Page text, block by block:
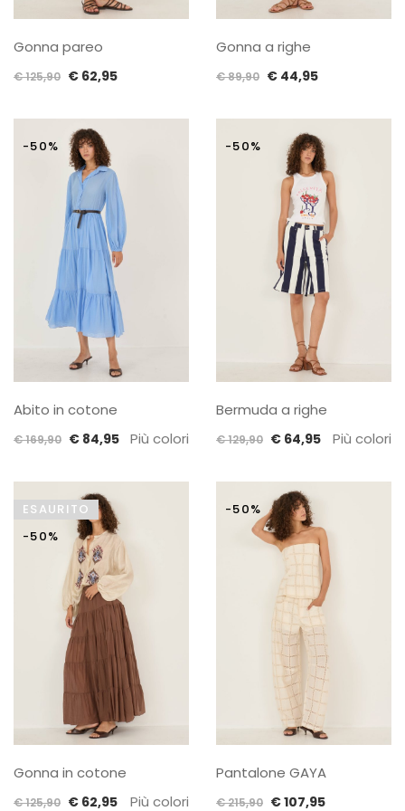
Gonna pareo
€125,90 Il
originale
era:
€ 125,90.
€ 62,95Il
attuale
Gonna a righe
€89,90 Il
originale
era:
€ 89,90.
€ 44,95Il
attuale
è:
€ 44,95.
-50%
Abito in cotone
€169,90 Il
originale
era:
€ 169,90.
€ 84,95Il
attuale
€ 84,95.
Più colori
-50%
Bermuda a righe
€129,90 Il
originale
era:
€ 129,90.
€ 64,95Il
attuale
Più colori
ESAURITO
-50%
Gonna in cotone
€125,90 Il
€ 62,95Il
Più colori
-50%
Pantalone GAYA
€215,90 Il
€107,95Il